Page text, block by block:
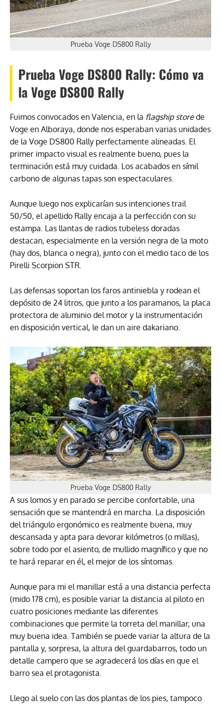
Prueba Voge DS800 Rally
Prueba Voge DS800 Rally: Cómo va
la Voge DS800 Rally
Fuimos convocados en Valencia, en la flagship storede
Voge en Alboraya, donde nos esperaban varias unidades
de la Voge DS800 Rally perfectamente alineadas. El
primer impacto visual es realmente bueno, pues la
terminación está muy cuidada. Los acabados en símil
carbono de algunas tapas son espectaculares.
Aunque luego nos explicarían sus intenciones trail
50/50, el apellido Rally encaja a la perfección con su
estampa. Las llantas de radios tubeless doradas
destacan, especialmente en la versión negra de la moto
(hay dos, blanca o negra), junto con el medio taco de los
Pirelli Scorpion STR.
Las defensas soportan los faros antiniebla y rodean el
depósito de 24 litros, que junto a los paramanos, la placa
protectora de aluminio del motor y la instrumentación
en disposición vertical, le dan un aire dakariano.
Prueba Voge DS800 Rally
A sus lomos y en parado se percibe confortable, una
sensación que se mantendrá en marcha. La disposición
del triángulo ergonómico es realmente buena, muy
descansada y apta para devorar kilómetros (o millas),
sobre todo por el asiento, de mullido magnífico y que no
te hará reparar en él, el mejor de los síntomas.
Aunque para mi el manillar está a una distancia perfecta
(mido 178 cm), es posible variar la distancia al piloto en
cuatro posiciones mediante las diferentes
combinaciones que permite la torreta del manillar, una
muy buena idea. También se puede variar la altura de la
pantalla y, sorpresa, la altura del guardabarros, todo un
detalle campero que se agradecerá los días en que el
barro sea el protagonista.
Llego al suelo con las dos plantas de los pies, tampoco